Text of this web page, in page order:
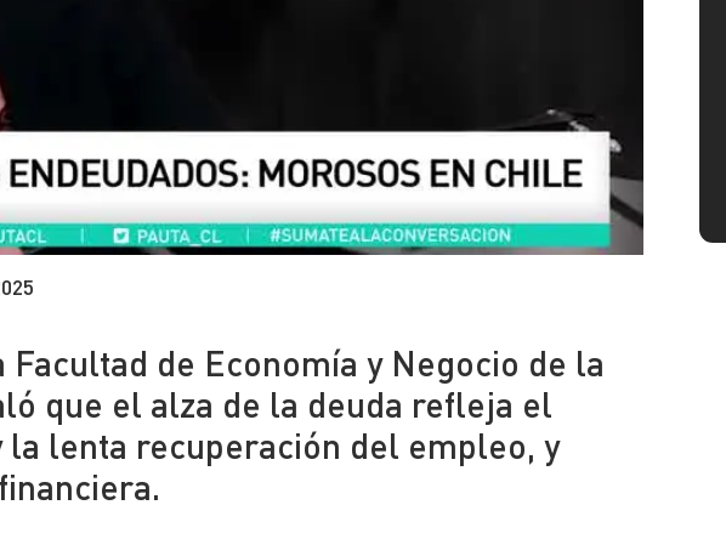
de Economía y Negocio de la
que el alza de la deuda refleja el
lenta recuperación del empleo, y